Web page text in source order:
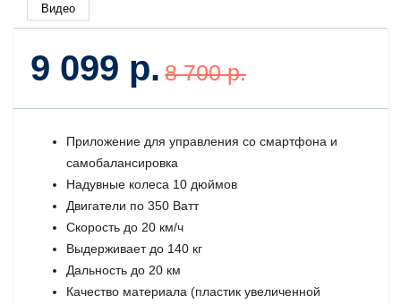
Видео
9 099 р. 8 700 р.
Приложение для управления со смартфона и
самобалансировка
Надувные колеса 10 дюймов
Двигатели по 350 Ватт
Скорость до 20 км/ч
Выдерживает до 140 кг
Дальность до 20 км
Качество материала (пластик увеличенной